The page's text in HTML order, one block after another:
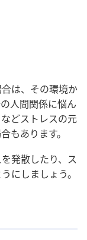
は、その環境か
人間関係に悩ん
どストレスの元
もあります。
発散したり、ス
にしましょう。